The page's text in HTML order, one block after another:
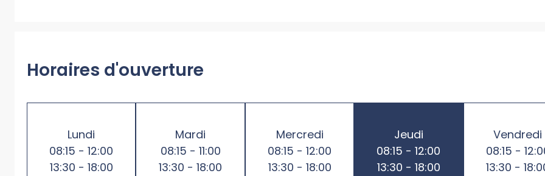
Horaires d'ouverture
Lundi
08:15 - 12:00
13:30 - 18:00
Mardi
08:15 - 11:00
13:30 - 18:00
Mercredi
08:15 - 12:00
13:30 - 18:00
Jeudi
08:15 - 12:00
13:30 - 18:00
Vendredi
08:15 -
13:30 -